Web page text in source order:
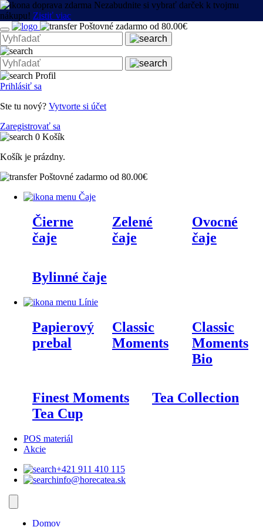
Nezabudnite si vybrať darček k tvojmu
nákupu! Zistiť viac
Poštovné zadarmo od 80.00€
Profil
Prihlásiť sa
Ste tu nový? Vytvorte si účet
Zaregistrovať sa
0 Košík
Košík je prázdny.
Poštovné zadarmo od 80.00€
Čaje
Čierne
čaje
Zelené
čaje
Ovocné
čaje
Bylinné čaje
Línie
Papierový
prebal
Classic
Moments
Classic
Moments
Bio
Finest Moments
Tea Cup
Tea Collection
POS materiál
Akcie
+421 911 410 115‬
info@horecatea.sk
Domov